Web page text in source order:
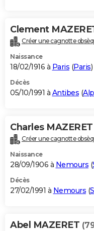
Clement
Créer une cagnotte
Naissance
18/02/1916 à Paris (Paris)
Décès
05/10/1991 à Antibes (
Charles MAZERET
Créer une cagnotte
Naissance
28/09/1906 à Nemours (
Décès
27/02/1991 à Nemours (
Abel MAZERET